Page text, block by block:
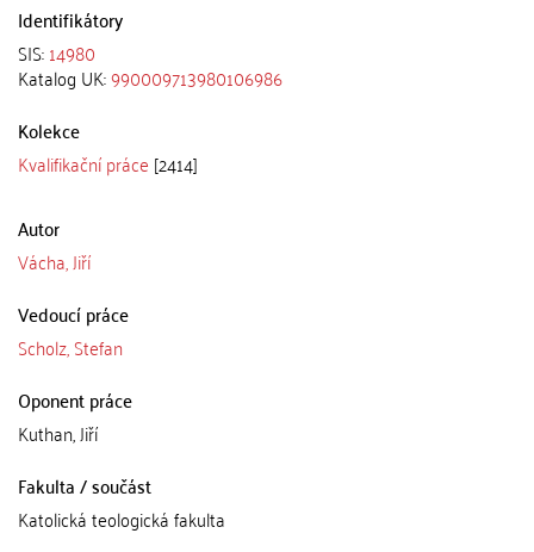
Identifikátory
SIS:14980
Katalog UK:990009713980106986
Kolekce
Kvalifikační práce [2414]
Autor
Vácha, Jiří
Vedoucí práce
Scholz, Stefan
Oponent práce
Kuthan, Jiří
Fakulta / součást
Katolická teologická fakulta